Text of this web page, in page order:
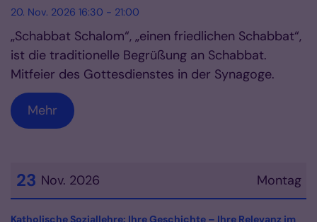
20. Nov. 2026 16:30 - 21:00
„Schabbat Schalom“, „einen friedlichen Schabbat“,
ist die traditionelle Begrüßung an Schabbat.
Mitfeier des Gottesdienstes in der Synagoge.
Mehr
Montag
23 Nov. 2026
Datum: 23. November 2026
Katholische Soziallehre: Ihre Geschichte – Ihre Relevanz im